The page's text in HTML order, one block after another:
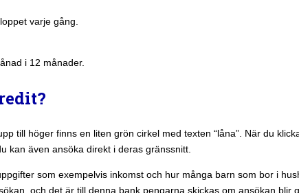
varje gång.
i 12 månader.
till höger finns en liten grön cirkel med texten “låna”. När du
kan även ansöka direkt i deras gränssnitt.
som exempelvis inkomst och hur många barn som bor i
och det är till denna bank pengarna skickas om ansökan blir